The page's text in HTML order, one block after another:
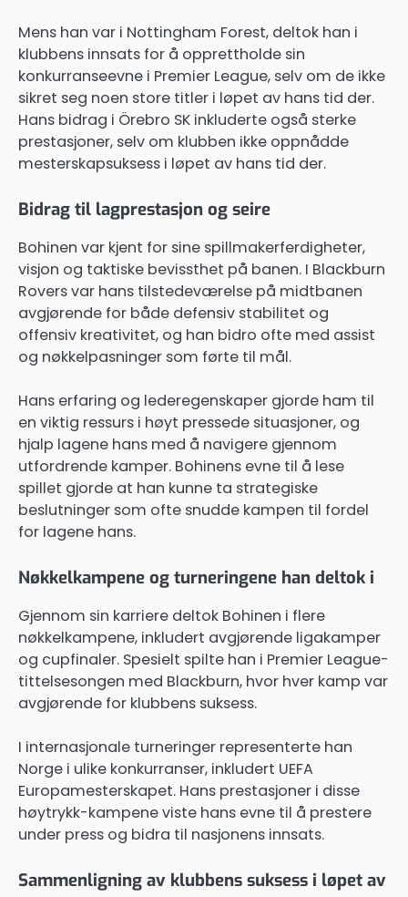
Mens han var i Nottingham Forest, deltok han i
klubbens innsats for å opprettholde sin
konkurranseevne i Premier League, selv om de ikke
sikret seg noen store titler i løpet av hans tid der.
Hans bidrag i Örebro SK inkluderte også sterke
prestasjoner, selv om klubben ikke oppnådde
mesterskapsuksess i løpet av hans tid der.
Bidrag til lagprestasjon og seire
Bohinen var kjent for sine spillmakerferdigheter,
visjon og taktiske bevissthet på banen. I Blackburn
Rovers var hans tilstedeværelse på midtbanen
avgjørende for både defensiv stabilitet og
offensiv kreativitet, og han bidro ofte med assist
og nøkkelpasninger som førte til mål.
Hans erfaring og lederegenskaper gjorde ham til
en viktig ressurs i høyt pressede situasjoner, og
hjalp lagene hans med å navigere gjennom
utfordrende kamper. Bohinens evne til å lese
spillet gjorde at han kunne ta strategiske
beslutninger som ofte snudde kampen til fordel
for lagene hans.
Nøkkelkampene og turneringene han deltok i
Gjennom sin karriere deltok Bohinen i flere
nøkkelkampene, inkludert avgjørende ligakamper
og cupfinaler. Spesielt spilte han i Premier League-
tittelsesongen med Blackburn, hvor hver kamp var
avgjørende for klubbens suksess.
I internasjonale turneringer representerte han
Norge i ulike konkurranser, inkludert UEFA
Europamesterskapet. Hans prestasjoner i disse
høytrykk-kampene viste hans evne til å prestere
under press og bidra til nasjonens innsats.
Sammenligning av klubbens suksess i løpet av